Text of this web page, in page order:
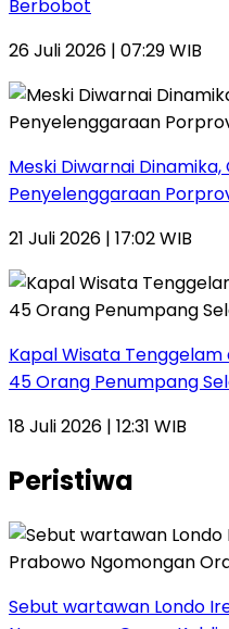
Berbobot
26 Juli 2026 | 07:29 WIB
Meski Diwarnai
Penyelenggaraan
21 Juli 2026 | 17:02 WIB
Kapal Wisata Tenggelam
45 Orang Penumpang
18 Juli 2026 | 12:31 WIB
Peristiwa
Sebut wartawan Londo